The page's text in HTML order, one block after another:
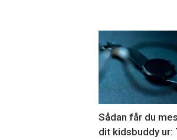
Sådan får du
dit kidsbuddy ur: